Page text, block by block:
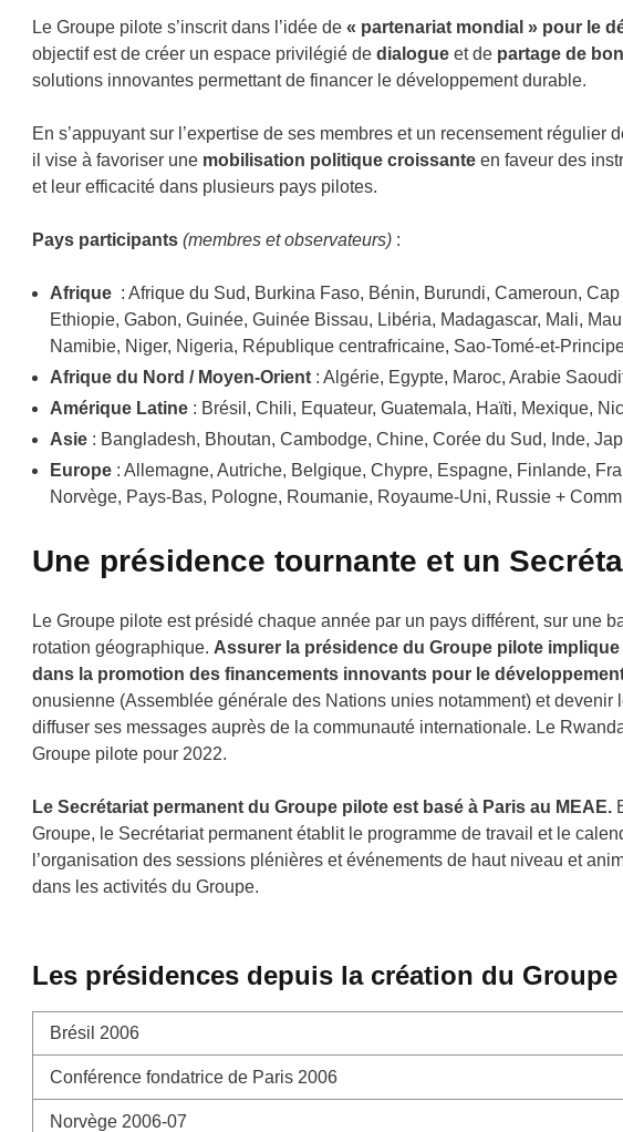
Le Groupe pilote s’inscrit dans l’idée de « partenariat mondial » pour le
objectif est de créer un espace privilégié de dialogueet de partage de
solutions innovantes permettant de financer le développement durable.
En s’appuyant sur l’expertise de ses membres et un recensement régulier
il vise à favoriser une mobilisation politique croissanteen faveur des
et leur efficacité dans plusieurs pays pilotes.
Pays participants (membres et observateurs):
Afrique : Afrique du Sud, Burkina Faso, Bénin, Burundi, Cameroun,
Ethiopie, Gabon, Guinée, Guinée Bissau, Libéria, Madagascar, Mali,
Namibie, Niger, Nigeria, République centrafricaine, Sao-Tomé-et-
Afrique du Nord / Moyen-Orient: Algérie, Egypte, Maroc, Arabie
Amérique Latine: Brésil, Chili, Equateur, Guatemala, Haïti, Mexique,
Asie: Bangladesh, Bhoutan, Cambodge, Chine, Corée du Sud, Inde,
Europe: Allemagne, Autriche, Belgique, Chypre, Espagne, Finlande,
Norvège, Pays-Bas, Pologne, Roumanie, Royaume-Uni, Russie +
Une présidence tournante et un
Le Groupe pilote est présidé chaque année par un pays différent, sur une
rotation géographique. Assurer la présidence du Groupe pilote
dans la promotion des financements innovants pour le
onusienne (Assemblée générale des Nations unies notamment) et devenir
diffuser ses messages auprès de la communauté internationale. Le
Groupe pilote pour 2022.
Le Secrétariat permanent du Groupe pilote est basé à Paris au MEAE.
Groupe, le Secrétariat permanent établit le programme de travail et le
l’organisation des sessions plénières et événements de haut niveau et
dans les activités du Groupe.
Les présidences depuis la création du Groupe
Brésil 2006
Conférence fondatrice de Paris 2006
Norvège 2006-07